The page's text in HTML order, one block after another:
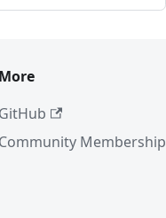
More
GitHub
Community Membership